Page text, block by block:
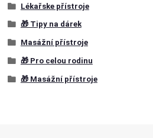
Lékařske přístroje
🎁 Tipy na dárek
Masážní přístroje
🎁 Pro celou rodinu
🎁 Masážní přístroje